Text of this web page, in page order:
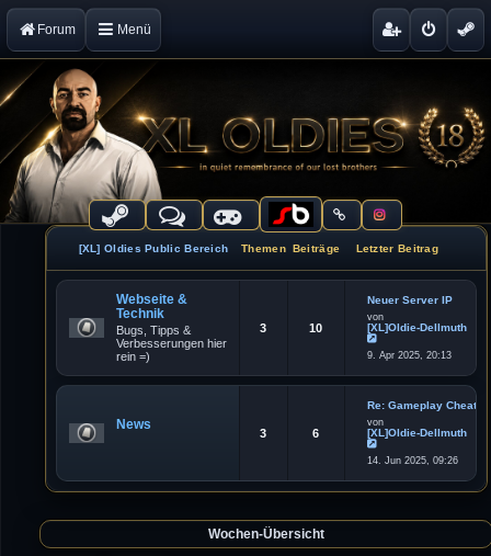
Forum Menü
[XL] Oldies Public Bereich Themen Beiträge Letzter Beitrag
Webseite &
Technik
Bugs, Tipps &
Verbesserungen hier
rein =)
3 10
Neuer Server IP
von
[XL]Oldie-Dellmuth
N
e
e
t
r
B
e
i
r
a
9. Apr 2025, 20:13
News
3 6
Re: Gameplay Cheater
von
[XL]Oldie-Dellmuth
N
e
e
14. Jun 2025, 09:26
Wochen-Übersicht